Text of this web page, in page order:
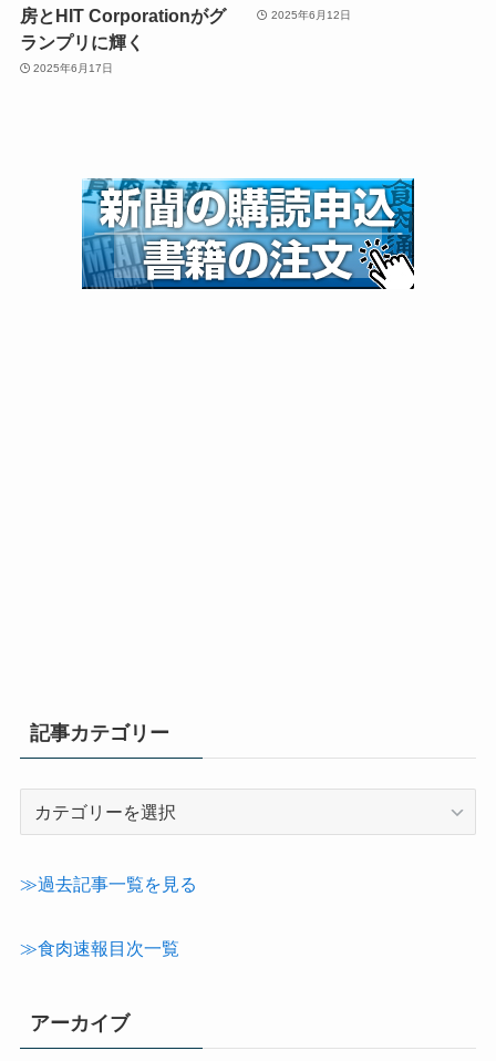
房とHIT Corporationがグ
ランプリに輝く
2025年6月17日
2025年6月12日
記事カテゴリー
テ
≫過去記事一覧を見る
≫食肉速報目次一覧
アーカイブ